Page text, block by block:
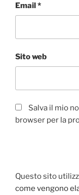
Email*
Sito web
Salva il mio
browser per la
Questo sito
come vengono